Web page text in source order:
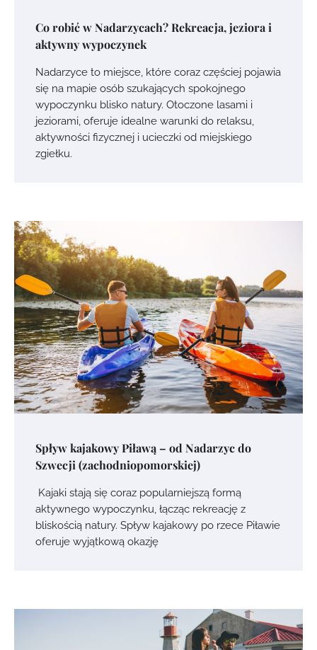
Co robić w Nadarzycach? Rekreacja, jeziora i
aktywny wypoczynek
Nadarzyce to miejsce, które coraz częściej pojawia
się na mapie osób szukających spokojnego
wypoczynku blisko natury. Otoczone lasami i
jeziorami, oferuje idealne warunki do relaksu,
aktywności fizycznej i ucieczki od miejskiego
zgiełku.
Spływ kajakowy Piławą – od Nadarzyc do
Szwecji (zachodniopomorskiej)
Kajaki stają się coraz popularniejszą formą
aktywnego wypoczynku, łącząc rekreację z
bliskością natury. Spływ kajakowy po rzece Piławie
oferuje wyjątkową okazję